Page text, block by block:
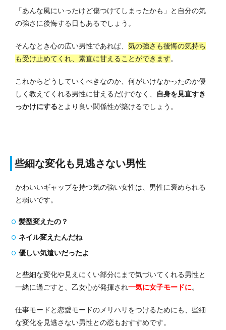
「あんな風にいったけど傷つけてしまったかも」と自分の気
の強さに後悔する日もあるでしょう。
そんなとき心の広い男性であれば、 気の強さも後悔の気持ち
も受け止めてくれ、素直に甘えることができます。
これからどうしていくべきなのか、何がいけなかったのか優
しく教えてくれる男性に甘えるだけでなく、
自身を見直すき
っかけにするとより良い関係性が築けるでしょう。
些細な変化も見逃さない男性
かわいいギャップを持つ気の強い女性は、男性に褒められる
と弱いです。
髪型変えたの？
ネイル変えたんだね
優しい気遣いだったよ
と些細な変化や見えにくい部分にまで気づいてくれる男性と
一緒に過ごすと、乙女心が発揮され一気に女子モードに。
仕事モードと恋愛モードのメリハリをつけるためにも、些細
な変化を見逃さない男性との恋もおすすめです。